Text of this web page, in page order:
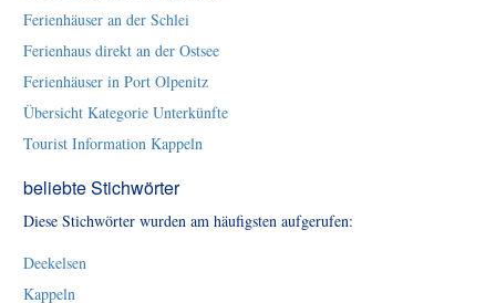
Ferienhäuser an der Schlei
Ferienhaus direkt an der Ostsee
Ferienhäuser in Port Olpenitz
Übersicht Kategorie Unterkünfte
Tourist Information Kappeln
beliebte Stichwörter
Diese Stichwörter wurden am häufigsten aufgerufen:
Deekelsen
Kappeln